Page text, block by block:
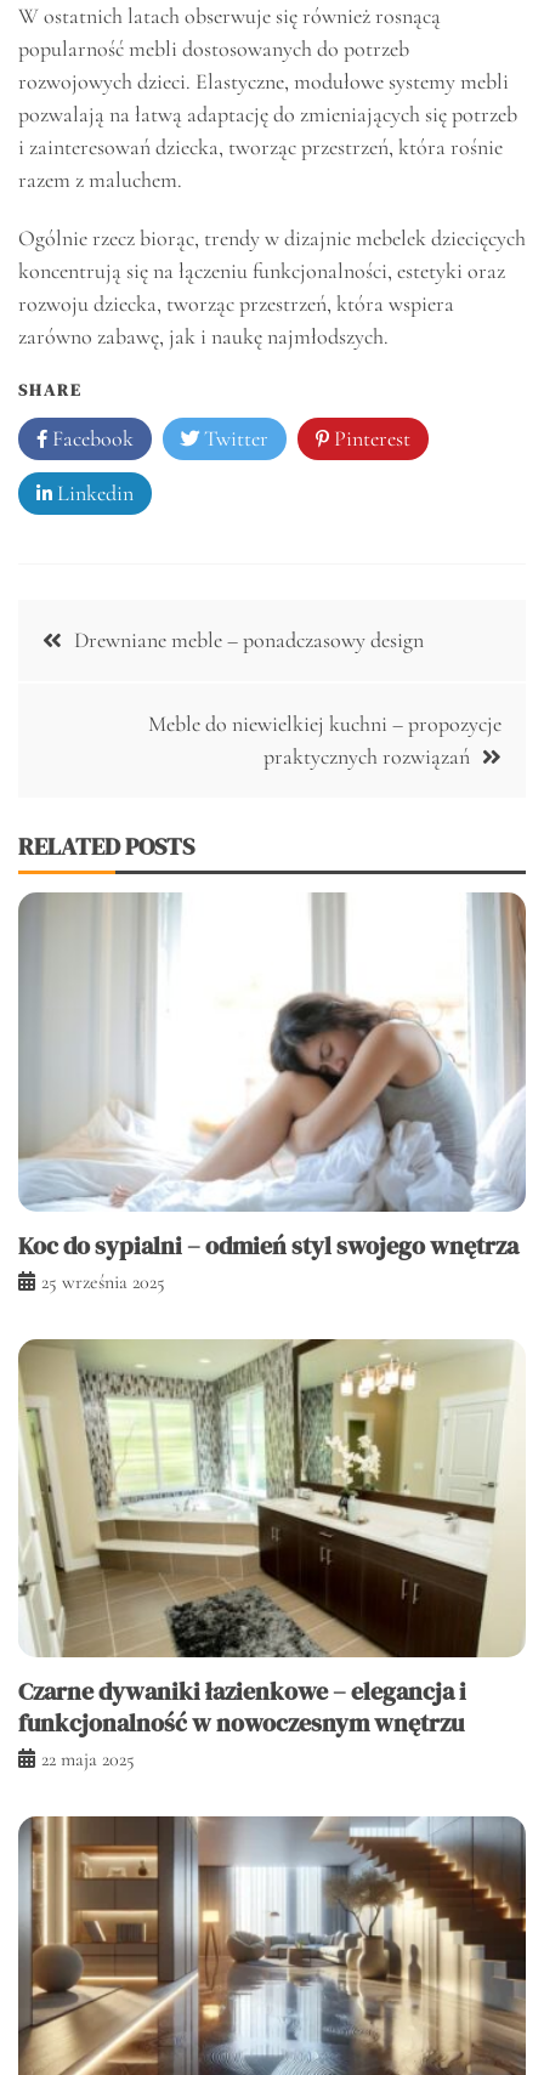
W ostatnich latach obserwuje się również rosnącą
popularność mebli dostosowanych do potrzeb
rozwojowych dzieci. Elastyczne, modułowe systemy mebli
pozwalają na łatwą adaptację do zmieniających się potrzeb
i zainteresowań dziecka, tworząc przestrzeń, która rośnie
razem z maluchem.
Ogólnie rzecz biorąc, trendy w dizajnie mebelek dziecięcych
koncentrują się na łączeniu funkcjonalności, estetyki oraz
rozwoju dziecka, tworząc przestrzeń, która wspiera
zarówno zabawę, jak i naukę najmłodszych.
SHARE
Facebook Twitter Pinterest
Linkedin
Nawigacja
Drewniane meble – ponadczasowy design
Meble do niewielkiej kuchni – propozycje
praktycznych rozwiązań
RELATED POSTS
Koc do sypialni – odmień styl swojego wnętrza
25 września 2025
Czarne dywaniki łazienkowe – elegancja i
funkcjonalność w nowoczesnym wnętrzu
22 maja 2025